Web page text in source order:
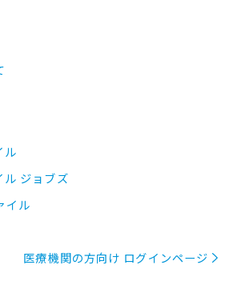
ル
ル ジョブズ
イル
医療機関の方向け ログインページ